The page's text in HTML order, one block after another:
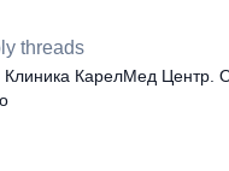
threads
Клиника КарелМед Центр.